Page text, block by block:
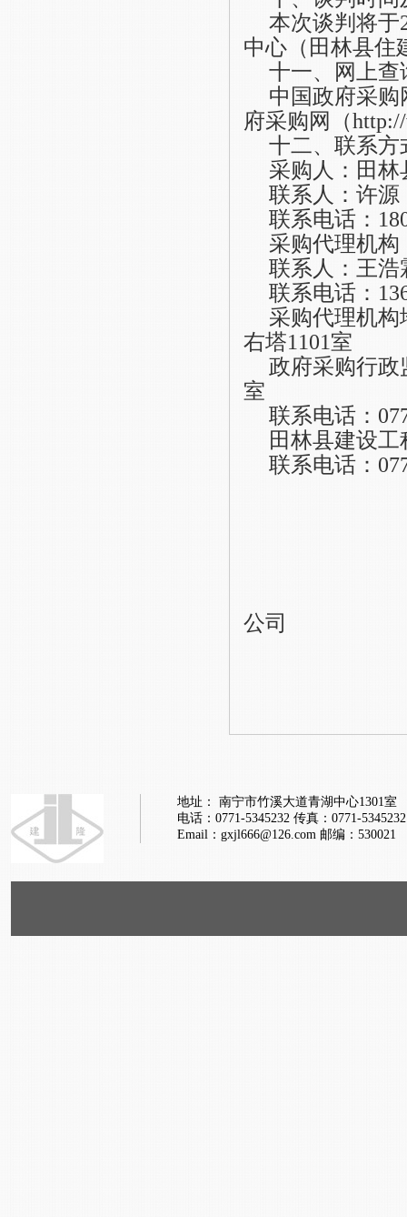
本次谈判将于
中心（田林县住
十一、网上查
中国政府采购
府采购网
（
十二、联系方
采购人：田
联系人： 许源
联系电话：
采购代理机
联系人： 王浩
联系电话：
采购代理机构
右塔1101室
政府采购行政
室
联系电话：
田林县建设
联系电话：
公司
地址： 南宁市竹溪大道青湖中心1301室
电话：0771-5345232 传真：0771-5345232
Email：gxjl666@126.com 邮编：530021